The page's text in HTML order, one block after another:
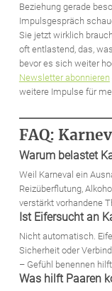
Beziehung gerade
Impulsgespräch
Sie jetzt wirklich
oft entlastend, das,
bevor es sich weiter
Newsletter abonnieren
weitere Impulse für
FAQ:
Warum belastet
Weil Karneval ein
Reizüberflutung,
verstärkt vorhandene
Ist Eifersucht an
Nicht automatisch.
Sicherheit oder
– Gefühl benennen
Was hilft Paaren